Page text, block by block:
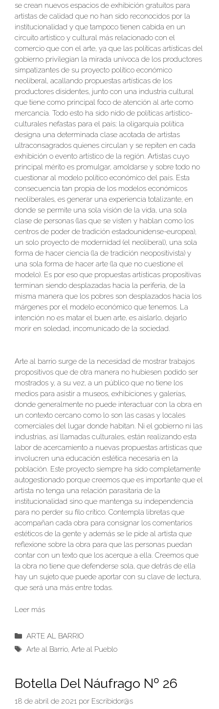
se crean nuevos espacios de exhibición gratuitos para
artistas de calidad que no han sido reconocidos por la
institucionalidad y que tampoco tienen cabida en un
circuito artístico y cultural más relacionado con el
comercio que con el arte, ya que las políticas artísticas del
gobierno privilegian la mirada unívoca de los productores
simpatizantes de su proyecto político económico
neoliberal, acallando propuestas artísticas de los
productores disidentes, junto con una industria cultural
que tiene como principal foco de atención al arte como
mercancía. Todo esto ha sido nido de políticas artístico-
culturales nefastas para el país; la oligarquía política
designa una determinada clase acotada de artistas
ultraconsagrados quienes circulan y se repiten en cada
exhibición o evento artístico de la región. Artistas cuyo
principal mérito es promulgar, amoldarse y sobre todo no
cuestionar al modelo político económico del país. Esta
consecuencia tan propia de los modelos económicos
neoliberales, es generar una experiencia totalizante, en
donde se permite una sola visión de la vida, una sola
clase de personas (las que se visten y hablan como los
centros de poder de tradición estadounidense-europea),
un solo proyecto de modernidad (el neoliberal), una sola
forma de hacer ciencia (la de tradición neopositivista) y
una sola forma de hacer arte (la que no cuestione el
modelo). Es por eso que propuestas artísticas propositivas
terminan siendo desplazadas hacia la periferia, de la
misma manera que los pobres son desplazados hacia los
márgenes por el modelo económico que tenemos. La
intención no es matar el buen arte, es aislarlo, dejarlo
morir en soledad, incomunicado de la sociedad.
Arte al barrio surge de la necesidad de mostrar trabajos
propositivos que de otra manera no hubiesen podido ser
mostrados y, a su vez, a un público que no tiene los
medios para asistir a museos, exhibiciones y galerías,
donde generalmente no puede interactuar con la obra en
un contexto cercano como lo son las casas y locales
comerciales del lugar donde habitan. Ni el gobierno ni las
industrias, así llamadas culturales, están realizando esta
labor de acercamiento a nuevas propuestas artísticas que
involucren una educación estética necesaria en la
población. Este proyecto siempre ha sido completamente
autogestionado porque creemos que es importante que el
artista no tenga una relación parasitaria de la
institucionalidad sino que mantenga su independencia
para no perder su filo crítico. Contempla libretas que
acompañan cada obra para consignar los comentarios
estéticos de la gente y además se le pide al artista que
reflexione sobre la obra para que las personas puedan
contar con un texto que los acerque a ella. Creemos que
la obra no tiene que defenderse sola, que detrás de ella
hay un sujeto que puede aportar con su clave de lectura,
que será una más entre todas.
Leer más
Categorías
ARTE AL BARRIO
Etiquetas
Arte al Barrio, Arte al Pueblo
Botella Del Náufrago Nº 26
18 de abril de 2021 por Escribidor@s